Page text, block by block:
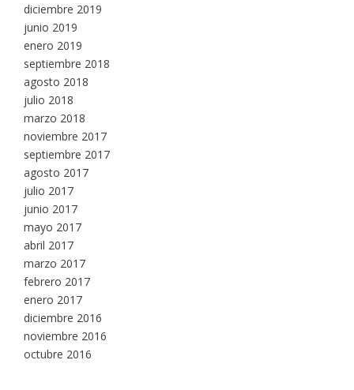
diciembre 2019
junio 2019
enero 2019
septiembre 2018
agosto 2018
julio 2018
marzo 2018
noviembre 2017
septiembre 2017
agosto 2017
julio 2017
junio 2017
mayo 2017
abril 2017
marzo 2017
febrero 2017
enero 2017
diciembre 2016
noviembre 2016
octubre 2016